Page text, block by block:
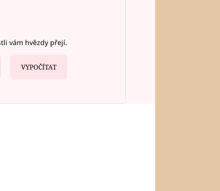
vám hvězdy přejí.
VYPOČÍTAT